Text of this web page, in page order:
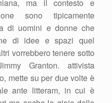
ma il contesto e
sono tipicamente
di uomini e donne che
di idee e spazi quel
vorrebbero tenere sotto
Granton. attivista
mette su per due volte è
ante litteram, in cui è